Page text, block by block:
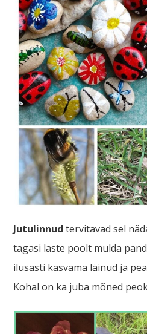
Jutulinnudtervitavad sel
tagasi laste poolt mulda
ilusasti kasvama läinud ja
Kohal on ka juba mõned